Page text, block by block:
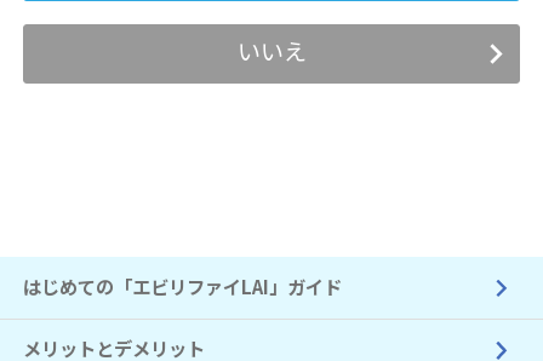
いいえ
はじめての「エビリファイLAI」ガイド
メリットとデメリット